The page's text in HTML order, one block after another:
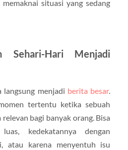
situasi yang sedang
Sehari-Hari Menjadi
langsung menjadi berita besar.
tertentu ketika sebuah
bagi banyak orang. Bisa
kedekatannya dengan
atau karena menyentuh isu